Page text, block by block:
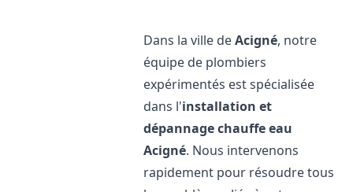
Dans la ville deAcigné, notre
équipe de plombiers
expérimentés est spécialisée
dans l'installation et
dépannage chauffe eau
Acigné. Nous intervenons
rapidement pour résoudre tous